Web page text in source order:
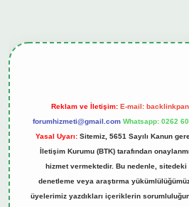
Reklam ve İletişim: E-mail:
forumhizmeti@gmail.com Whatsapp: 0262
Yasal Uyarı: Sitemiz, 5651 Sayılı Kanun
İletişim Kurumu (BTK) tarafından
hizmet vermektedir. Bu nedenle,
denetleme veya araştırma
üyelerimiz yazdıkları içeriklerin